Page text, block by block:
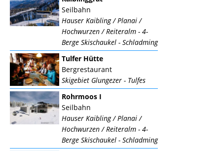
Seilbahn
Hauser Kaibling / Planai /
Hochwurzen / Reiteralm - 4-
Berge Skischaukel - Schladming
Tulfer Hütte
Bergrestaurant
Skigebiet Glungezer - Tulfes
Rohrmoos I
Seilbahn
Hauser Kaibling / Planai /
Hochwurzen / Reiteralm - 4-
Berge Skischaukel - Schladming